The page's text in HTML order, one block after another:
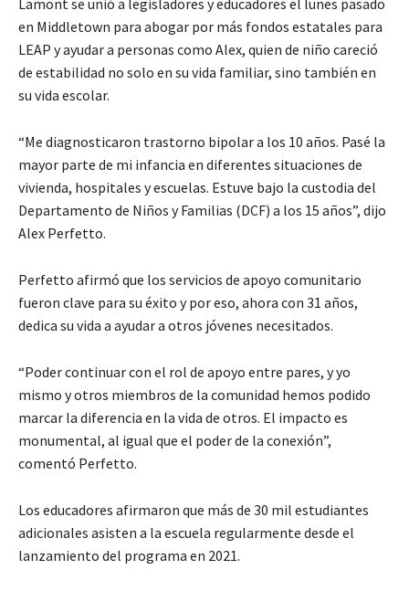
en Middletown para abogar por más fondos estatales para
LEAP y ayudar a personas como Alex, quien de niño careció
de estabilidad no solo en su vida familiar, sino también en
su vida escolar.
“Me diagnosticaron trastorno bipolar a los 10 años. Pasé la
mayor parte de mi infancia en diferentes situaciones de
vivienda, hospitales y escuelas. Estuve bajo la custodia del
Departamento de Niños y Familias (DCF) a los 15 años”, dijo
Alex Perfetto.
Perfetto afirmó que los servicios de apoyo comunitario
fueron clave para su éxito y por eso, ahora con 31 años,
dedica su vida a ayudar a otros jóvenes necesitados.
“Poder continuar con el rol de apoyo entre pares, y yo
mismo y otros miembros de la comunidad hemos podido
marcar la diferencia en la vida de otros. El impacto es
monumental, al igual que el poder de la conexión”,
comentó Perfetto.
Los educadores afirmaron que más de 30 mil estudiantes
adicionales asisten a la escuela regularmente desde el
lanzamiento del programa en 2021.